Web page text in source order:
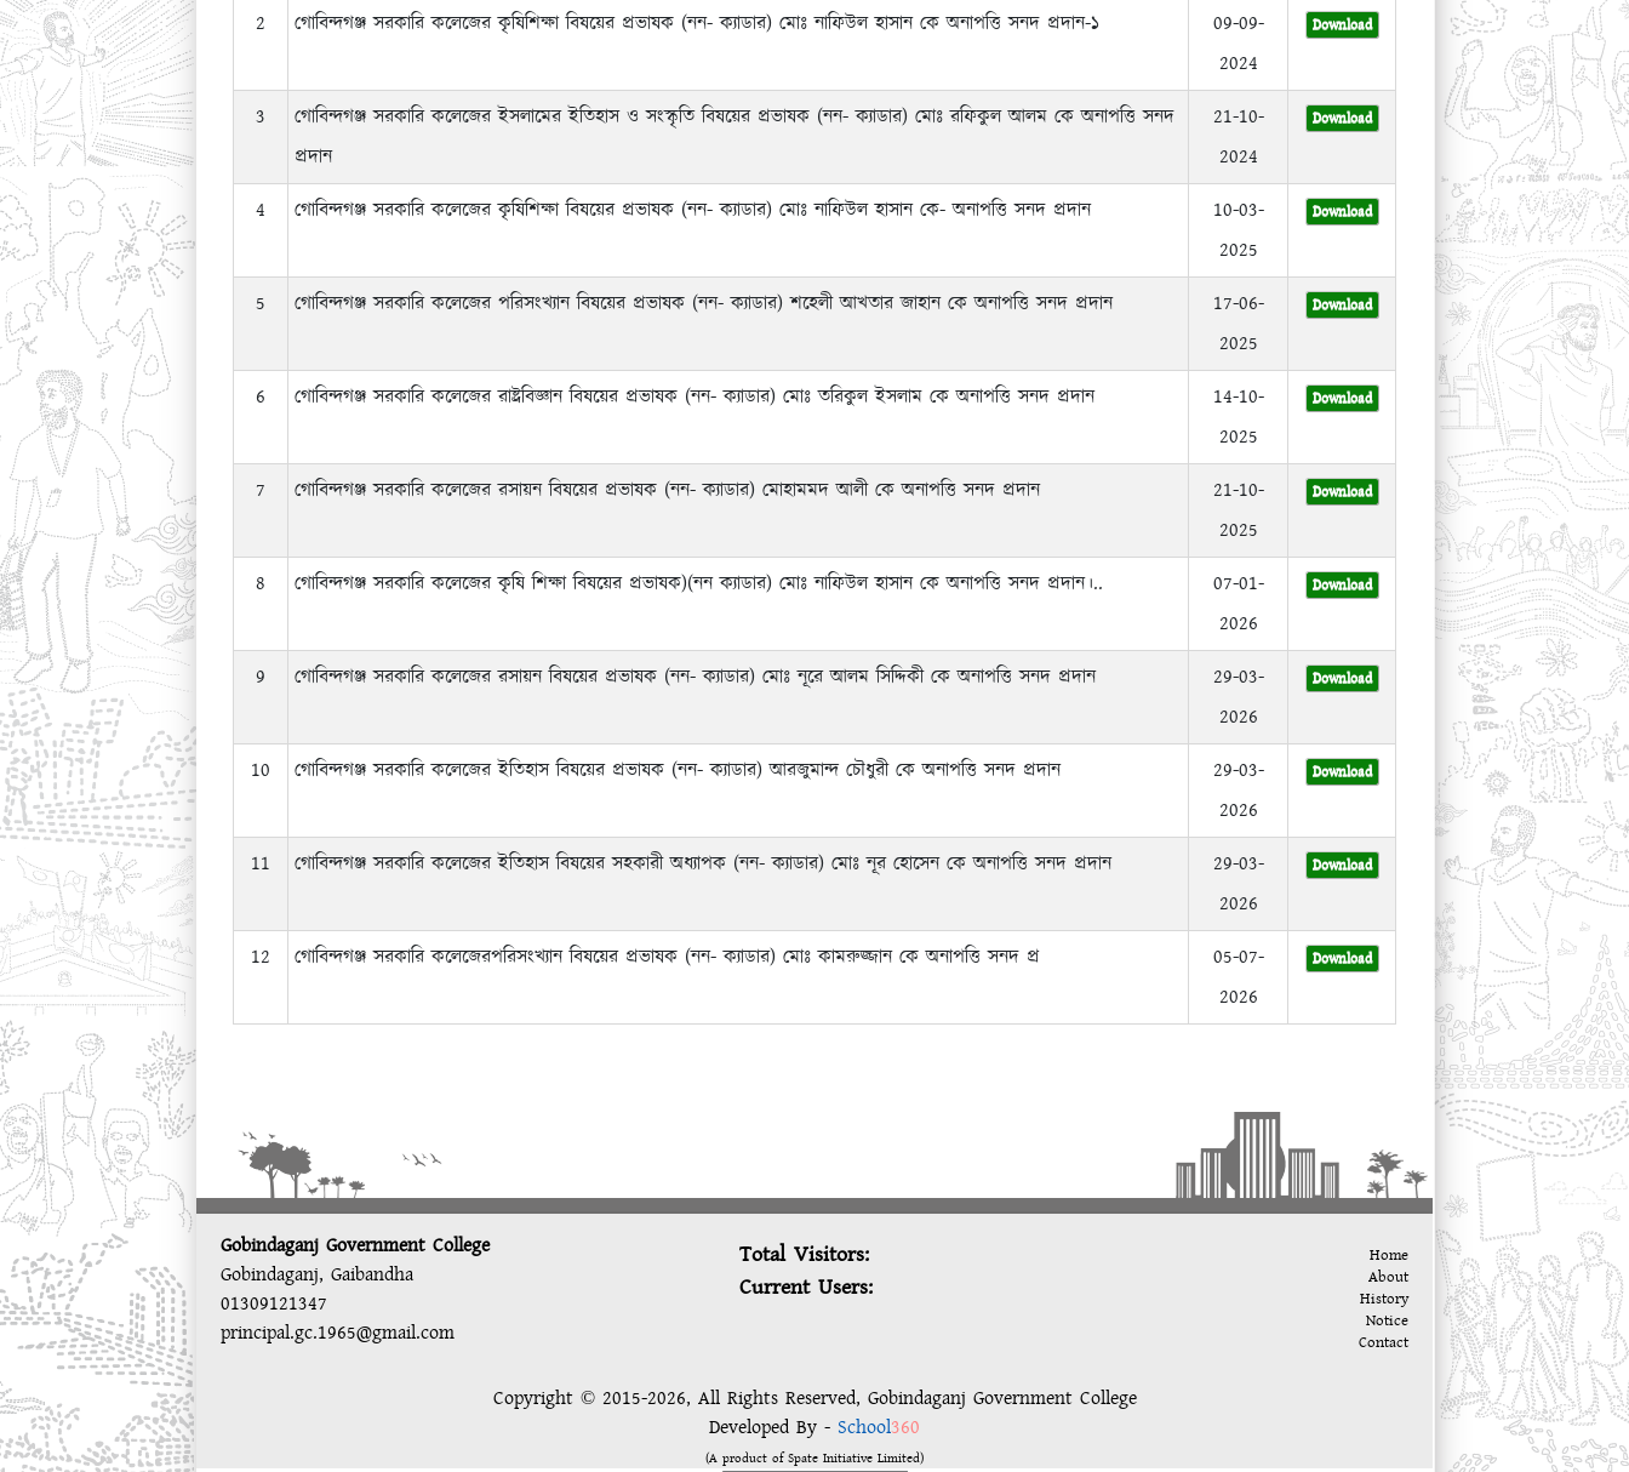
2 গোবিন্দগঞ্জ সরকারি কলেজের কৃষিশিক্ষা বিষয়ের প্রভাষক (নন- ক্যাডার) মোঃ নাফিউল হাসান কে অনাপত্তি সনদ প্রদান-১
09-09-
2024
Download
3
গোবিন্দগঞ্জ সরকারি কলেজের ইসলামের ইতিহাস ও সংস্কৃতি বিষয়ের প্রভাষক (নন- ক্যাডার) মোঃ রফিকুল আলম কে অনাপত্তি সনদ
প্রদান
21-10-
2024
Download
4 গোবিন্দগঞ্জ সরকারি কলেজের কৃষিশিক্ষা বিষয়ের প্রভাষক (নন- ক্যাডার) মোঃ নাফিউল হাসান কে- অনাপত্তি সনদ প্রদান
10-03-
2025
Download
5 গোবিন্দগঞ্জ সরকারি কলেজের পরিসংখ্যান বিষয়ের প্রভাষক (নন- ক্যাডার) শহেলী আখতার জাহান কে অনাপত্তি সনদ প্রদান
17-06-
2025
Download
6 গোবিন্দগঞ্জ সরকারি কলেজের রাষ্ট্রবিজ্ঞান বিষয়ের প্রভাষক (নন- ক্যাডার) মোঃ তরিকুল ইসলাম কে অনাপত্তি সনদ প্রদান
14-10-
2025
Download
7 গোবিন্দগঞ্জ সরকারি কলেজের রসায়ন বিষয়ের প্রভাষক (নন- ক্যাডার) মোহামমদ আলী কে অনাপত্তি সনদ প্রদান
21-10-
2025
Download
8 গোবিন্দগঞ্জ সরকারি কলেজের কৃষি শিক্ষা বিষয়ের প্রভাষক)(নন ক্যাডার) মোঃ নাফিউল হাসান কে অনাপত্তি সনদ প্রদান।..
07-01-
2026
Download
9 গোবিন্দগঞ্জ সরকারি কলেজের রসায়ন বিষয়ের প্রভাষক (নন- ক্যাডার) মোঃ নূরে আলম সিদ্দিকী কে অনাপত্তি সনদ প্রদান
29-03-
2026
Download
10 গোবিন্দগঞ্জ সরকারি কলেজের ইতিহাস বিষয়ের প্রভাষক (নন- ক্যাডার) আরজুমান্দ চৌধুরী কে অনাপত্তি সনদ প্রদান
29-03-
2026
Download
11 গোবিন্দগঞ্জ সরকারি কলেজের ইতিহাস বিষয়ের সহকারী অধ্যাপক (নন- ক্যাডার) মোঃ নূর হোসেন কে অনাপত্তি সনদ প্রদান
29-03-
2026
Download
12 গোবিন্দগঞ্জ সরকারি কলেজেরপরিসংখ্যান বিষয়ের প্রভাষক (নন- ক্যাডার) মোঃ কামরুজ্জান কে অনাপত্তি সনদ প্র
05-07-
2026
Download
Gobindaganj Government College
Gobindaganj, Gaibandha
01309121347
principal.gc.1965@gmail.com
Total Visitors:
Current Users:
Home
About
History
Notice
Contact
Copyright © 2015-2026, All Rights Reserved, Gobindaganj Government College
Developed By - School360
(A product of Spate Initiative Limited)